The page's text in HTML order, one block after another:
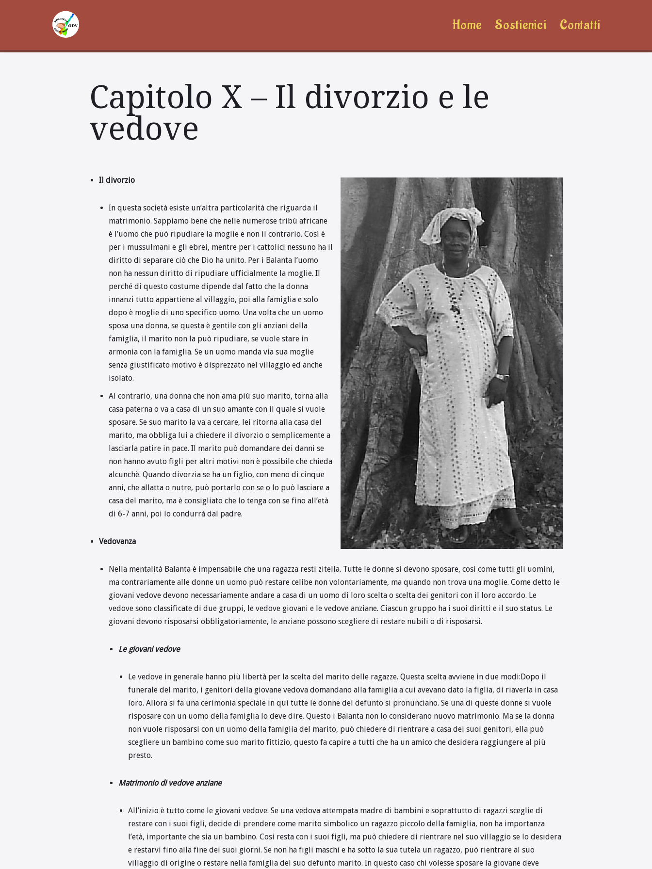
contenuto
Home Sostienici Contatti
Capitolo X – Il divorzio e le
vedove
Il divorzio
In questa società esiste un’altra particolarità che riguarda il
matrimonio. Sappiamo bene che nelle numerose tribù africane
è l’uomo che può ripudiare la moglie e non il contrario. Così è
per i mussulmani e gli ebrei, mentre per i cattolici nessuno ha il
diritto di separare ciò che Dio ha unito. Per i Balanta l’uomo
non ha nessun diritto di ripudiare ufficialmente la moglie. Il
perché di questo costume dipende dal fatto che la donna
innanzi tutto appartiene al villaggio, poi alla famiglia e solo
dopo è moglie di uno specifico uomo. Una volta che un uomo
sposa una donna, se questa è gentile con gli anziani della
famiglia, il marito non la può ripudiare, se vuole stare in
armonia con la famiglia. Se un uomo manda via sua moglie
senza giustificato motivo è disprezzato nel villaggio ed anche
isolato.
Al contrario, una donna che non ama più suo marito, torna alla
casa paterna o va a casa di un suo amante con il quale si vuole
sposare. Se suo marito la va a cercare, lei ritorna alla casa del
marito, ma obbliga lui a chiedere il divorzio o semplicemente a
lasciarla patire in pace. Il marito può domandare dei danni se
non hanno avuto figli per altri motivi non è possibile che chieda
alcunchè. Quando divorzia se ha un figlio, con meno di cinque
anni, che allatta o nutre, può portarlo con se o lo può lasciare a
casa del marito, ma è consigliato che lo tenga con se fino all’età
di 6-7 anni, poi lo condurrà dal padre.
Vedovanza
Nella mentalità Balanta è impensabile che una ragazza resti zitella. Tutte le donne si devono sposare, cosi come tutti gli uomini,
ma contrariamente alle donne un uomo può restare celibe non volontariamente, ma quando non trova una moglie. Come detto le
giovani vedove devono necessariamente andare a casa di un uomo di loro scelta o scelta dei genitori con il loro accordo. Le
vedove sono classificate di due gruppi, le vedove giovani e le vedove anziane. Ciascun gruppo ha i suoi diritti e il suo status. Le
giovani devono risposarsi obbligatoriamente, le anziane possono scegliere di restare nubili o di risposarsi.
Le giovani vedove
Le vedove in generale hanno più libertà per la scelta del marito delle ragazze. Questa scelta avviene in due modi:Dopo il
funerale del marito, i genitori della giovane vedova domandano alla famiglia a cui avevano dato la figlia, di riaverla in casa
loro. Allora si fa una cerimonia speciale in qui tutte le donne del defunto si pronunciano. Se una di queste donne si vuole
risposare con un uomo della famiglia lo deve dire. Questo i Balanta non lo considerano nuovo matrimonio. Ma se la donna
non vuole risposarsi con un uomo della famiglia del marito, può chiedere di rientrare a casa dei suoi genitori, ella può
scegliere un bambino come suo marito fittizio, questo fa capire a tutti che ha un amico che desidera raggiungere al più
presto.
Matrimonio di vedove anziane
All’inizio è tutto come le giovani vedove. Se una vedova attempata madre di bambini e soprattutto di ragazzi sceglie di
restare con i suoi figli, decide di prendere come marito simbolico un ragazzo piccolo della famiglia, non ha importanza
l’età, importante che sia un bambino. Cosi resta con i suoi figli, ma può chiedere di rientrare nel suo villaggio se lo desidera
e restarvi fino alla fine dei suoi giorni. Se non ha figli maschi e ha sotto la sua tutela un ragazzo, può rientrare al suo
villaggio di origine o restare nella famiglia del suo defunto marito. In questo caso chi volesse sposare la giovane deve